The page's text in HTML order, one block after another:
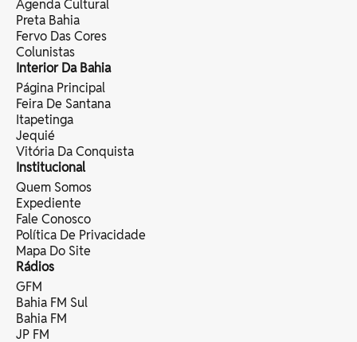
Agenda Cultural
Preta Bahia
Fervo Das Cores
Colunistas
Interior Da Bahia
Página Principal
Feira De Santana
Itapetinga
Jequié
Vitória Da Conquista
Institucional
Quem Somos
Expediente
Fale Conosco
Política De Privacidade
Mapa Do Site
Rádios
GFM
Bahia FM Sul
Bahia FM
JP FM